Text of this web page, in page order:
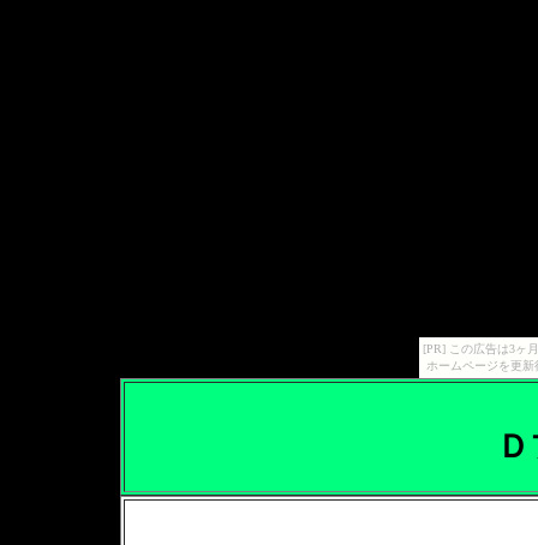
[PR] この広告は3ヶ
ホームページを更